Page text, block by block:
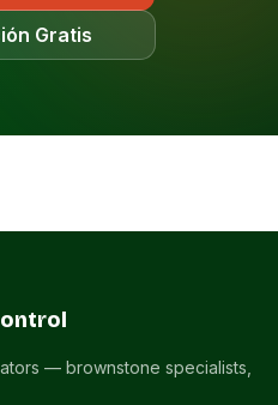
Gratis
— brownstone specialists,